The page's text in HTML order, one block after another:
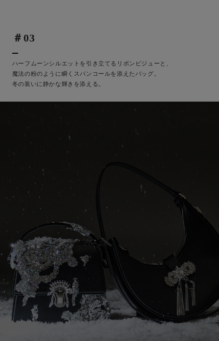
＃03
ハーフムーンシルエットを引き立てるリボンビジューと、
魔法の粉のように瞬くスパンコールを添えたバッグ。
冬の装いに静かな輝きを添える。